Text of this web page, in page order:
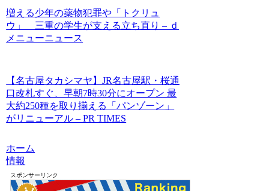
増える少年の薬物犯罪や「トクリュ
ウ」 三重の学生が支える立ち直り – ｄ
メニューニュース
【名古屋タカシマヤ】JR名古屋駅・桜通
口改札すぐ、早朝7時30分にオープン 最
大約250種を取り揃える「パンゾーン」
がリニューアル – PR TIMES
ホーム
情報
スポンサーリンク